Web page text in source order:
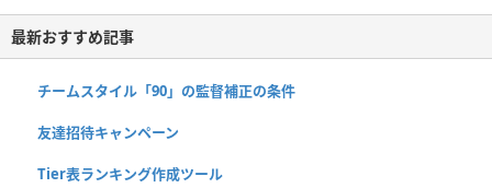
最新おすすめ記事
チームスタイル「90」の監督補正の条件
友達招待キャンペーン
Tier表ランキング作成ツール